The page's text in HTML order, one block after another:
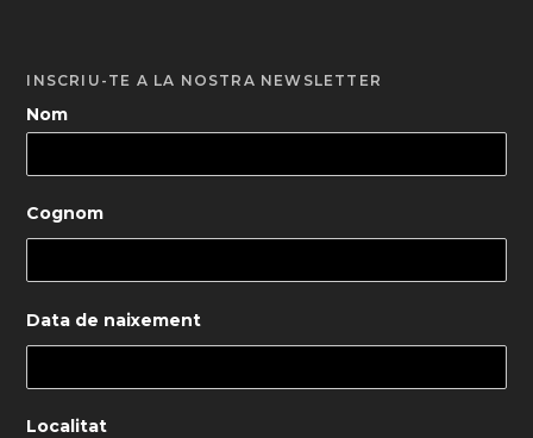
INSCRIU-TE A LA NOSTRA NEWSLETTER
Nom
Cognom
Data de naixement
Localitat